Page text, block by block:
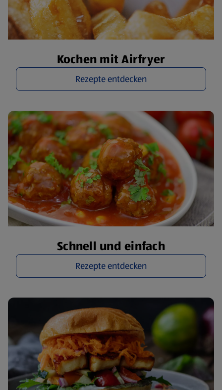
Kochen mit Airfryer
Rezepte entdecken
Schnell und einfach
Rezepte entdecken